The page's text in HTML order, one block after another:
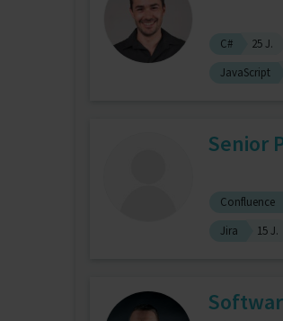
C# 25 J.
JavaScript
Senior
Confluence
Jira
15 J.